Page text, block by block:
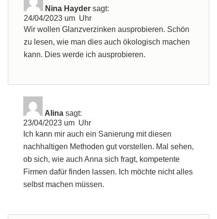
Nina Hayder sagt:
24/04/2023 um Uhr
Wir wollen Glanzverzinken ausprobieren. Schön
zu lesen, wie man dies auch ökologisch machen
kann. Dies werde ich ausprobieren.
Alina sagt:
23/04/2023 um Uhr
Ich kann mir auch ein Sanierung mit diesen
nachhaltigen Methoden gut vorstellen. Mal sehen,
ob sich, wie auch Anna sich fragt, kompetente
Firmen dafür finden lassen. Ich möchte nicht alles
selbst machen müssen.